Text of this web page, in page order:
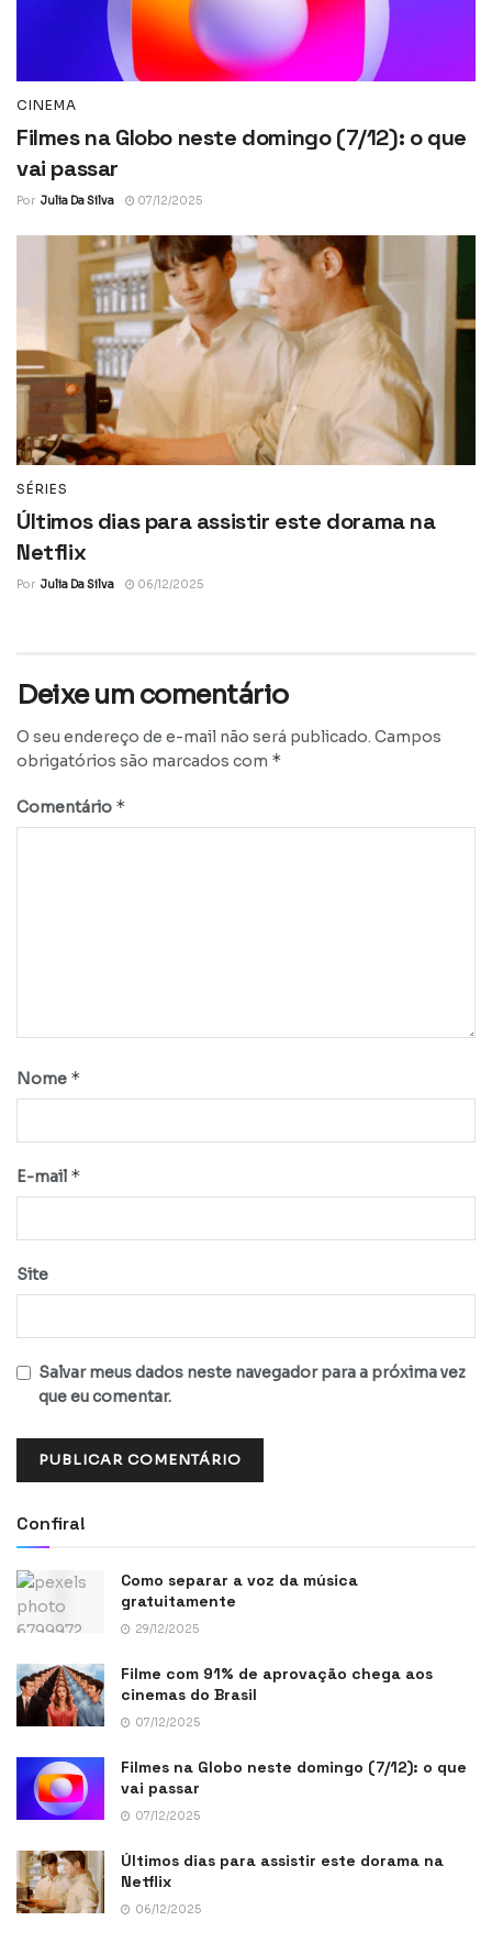
CINEMA
Filmes na Globo neste domingo (7/12): o que
vai passar
Por Julia Da Silva 07/12/2025
SÉRIES
Últimos dias para assistir este dorama na
Netflix
Por Julia Da Silva 06/12/2025
Deixe um comentário
O seu endereço de e-mail não será publicado. Campos
obrigatórios são marcados com *
Comentário *
Nome *
E-mail *
Site
Salvar meus dados neste navegador para a próxima vez
que eu comentar.
Confira!
Como separar a voz da música
gratuitamente
29/12/2025
Filme com 91% de aprovação chega aos
cinemas do Brasil
07/12/2025
Filmes na Globo neste domingo (7/12): o que
vai passar
07/12/2025
Últimos dias para assistir este dorama na
Netflix
06/12/2025